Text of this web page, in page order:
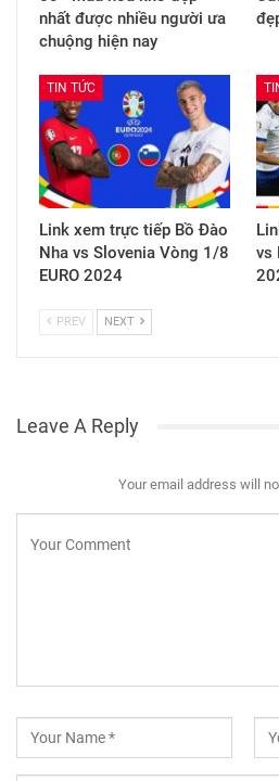
nhất được nhiều người ưa
chuộng hiện nay
TIN TỨC
Link xem trực tiếp Bồ Đào
Nha vs Slovenia Vòng 1/8
EURO 2024
vs
PREV NEXT
Leave A Reply
Your email address will